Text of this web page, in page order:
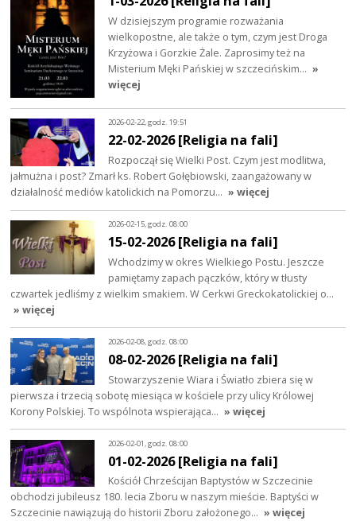
W dzisiejszym programie rozważania
wielkopostne, ale także o tym, czym jest Droga
Krzyżowa i Gorzkie Żale. Zaprosimy też na
Misterium Męki Pańskiej w szczecińskim… »
więcej
2026-02-22, godz. 19:51
22-02-2026 [Religia na fali]
Rozpoczął się Wielki Post. Czym jest modlitwa,
jałmużna i post? Zmarł ks. Robert Gołębiowski, zaangażowany w
działalność mediów katolickich na Pomorzu… » więcej
2026-02-15, godz. 08:00
15-02-2026 [Religia na fali]
Wchodzimy w okres Wielkiego Postu. Jeszcze
pamiętamy zapach pączków, który w tłusty
czwartek jedliśmy z wielkim smakiem. W Cerkwi Greckokatolickiej o…
» więcej
2026-02-08, godz. 08:00
08-02-2026 [Religia na fali]
Stowarzyszenie Wiara i Światło zbiera się w
pierwsza i trzecią sobotę miesiąca w kościele przy ulicy Królowej
Korony Polskiej. To wspólnota wspierająca… » więcej
2026-02-01, godz. 08:00
01-02-2026 [Religia na fali]
Kościół Chrześcijan Baptystów w Szczecinie
obchodzi jubileusz 180. lecia Zboru w naszym mieście. Baptyści w
Szczecinie nawiązują do historii Zboru założonego… » więcej